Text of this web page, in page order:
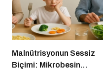
Malnütrisyonun Sessiz
Biçimi: Mikrobesin